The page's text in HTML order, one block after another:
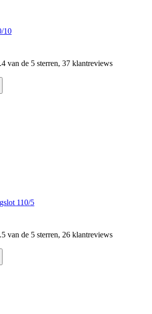
10
van de 5 sterren, 37 klantreviews
110/5
van de 5 sterren, 26 klantreviews